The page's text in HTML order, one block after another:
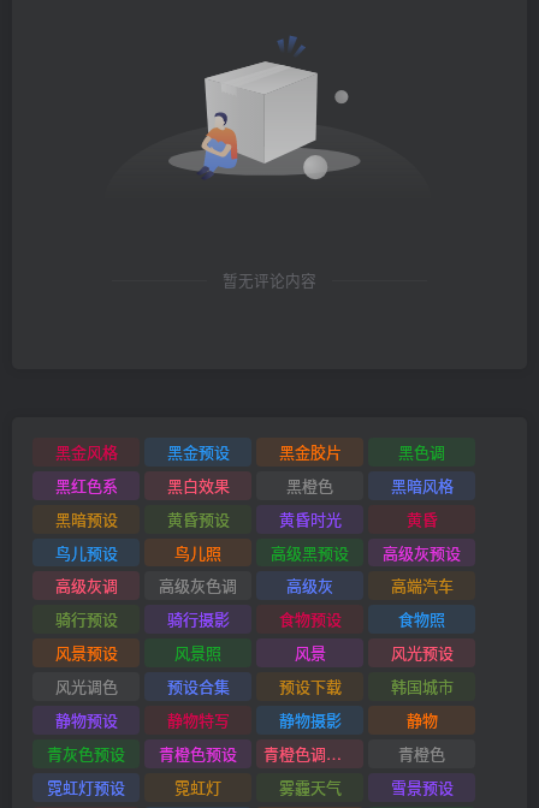
暂无评论内容
黑金风格 黑金预设 黑金胶片
黑色调
黑红色系
黑白效果 黑橙色
黑暗风格
黑暗预设
黄昏预设 黄昏时光
黄昏
鸟儿预设
鸟儿照 高级黑预设
高级灰预设
高级灰调
高级灰色调 高级灰
高端汽车
骑行预设
骑行摄影 食物预设
食物照
风景预设
风景照 风景
风光预设
风光调色
预设合集 预设下载
韩国城市
静物预设
静物特写 静物摄影
静物
青灰色预设
青橙色预设 青橙色调预设
青橙色
霓虹灯预设
霓虹灯 雾霾天气 雪景预设